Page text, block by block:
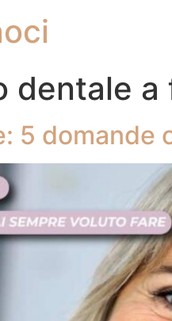
dentale a
5 domande